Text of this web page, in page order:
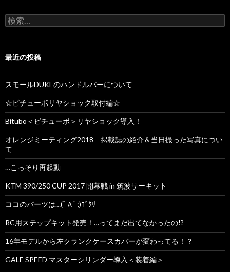
検
索
最近の投稿
スモールDUKEのハンドルバーについて
☆ビチューボリヤショック取付編☆
Bitubo＜ビチューボ＞リヤショック導入！
オレンジミーティング2018 掲載誌の紹介＆当日撮った写真につい
て
…こっそり再起動
KTM 390/250 CUP 2017 開幕戦 in 筑波サーキット
ココのパーツは…(ﾟＡﾟ;)ｺﾞｸﾘ
RC用ステップキット発売！…ってまだ出てなかったの!?
16年モデルから左クランクケースカバーが変わってる！？
GALE SPEED マスターシリンダー導入＜装着編＞